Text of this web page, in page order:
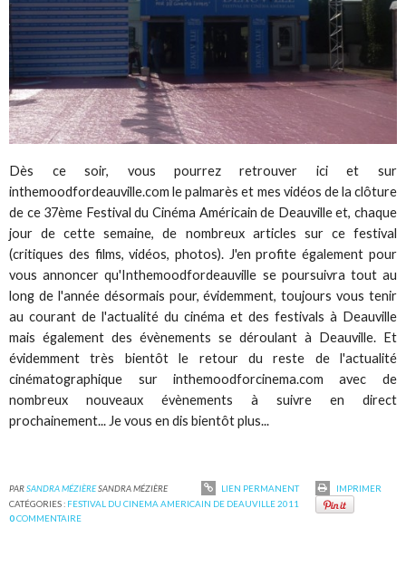
Dès ce soir, vous pourrez retrouver ici et sur
inthemoodfordeauville.com le palmarès et mes vidéos de la clôture
de ce 37ème Festival du Cinéma Américain de Deauville et, chaque
jour de cette semaine, de nombreux articles sur ce festival
(critiques des films, vidéos, photos). J'en profite également pour
vous annoncer qu'Inthemoodfordeauville se poursuivra tout au
long de l'année désormais pour, évidemment, toujours vous tenir
au courant de l'actualité du cinéma et des festivals à Deauville
mais également des évènements se déroulant à Deauville. Et
évidemment très bientôt le retour du reste de l'actualité
cinématographique sur inthemoodforcinema.com avec de
nombreux nouveaux évènements à suivre en direct
prochainement... Je vous en dis bientôt plus...
PARSANDRA MÉZIÈRESANDRA MÉZIÈRE LIEN PERMANENT
IMPRIMER
CATÉGORIES : FESTIVAL DU CINEMA AMERICAIN DE DEAUVILLE 2011
0COMMENTAIRE